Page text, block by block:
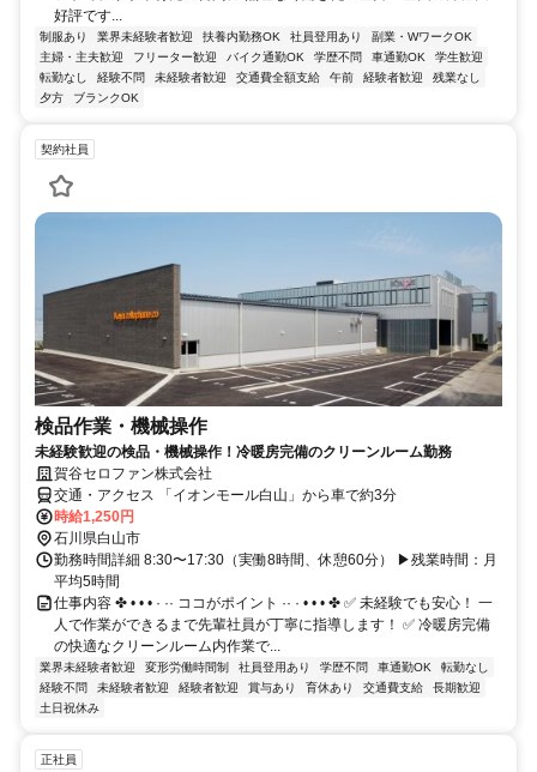
好評です...
制服あり 業界未経験者歓迎 扶養内勤務OK 社員登用あり
副業・WワークOK
主婦・主夫歓迎
フリーター歓迎 バイク通勤OK 学歴不問 車通勤OK
学生歓迎
転勤なし
経験不問 未経験者歓迎 交通費全額支給 午前 経験者歓迎
残業なし
夕方
ブランクOK
契約社員
検品作業・機械操作
未経験歓迎の検品・機械操作！冷暖房完備のクリーンルーム勤務
賀谷セロファン株式会社
交通・アクセス 「イオンモール⽩⼭」から⾞で約3分
時給1,250円
石川県白山市
勤務時間詳細 8:30〜17:30（実働8時間、休憩60分） ▶︎残業時間：月
平均5時間
仕事内容 ✤ • • • · ·· ココがポイント ·· · • • • ✤ ✅ 未経験でも安心！ 一
人で作業ができるまで先輩社員が丁寧に指導します！ ✅ 冷暖房完備
の快適なクリーンルーム内作業で...
業界未経験者歓迎 変形労働時間制 社員登用あり 学歴不問 車通勤OK
転勤なし
経験不問
未経験者歓迎 経験者歓迎 賞与あり 育休あり 交通費支給
長期歓迎
土日祝休み
正社員